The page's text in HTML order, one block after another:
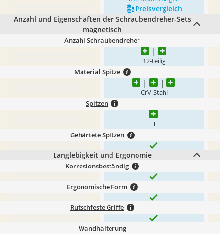
Preis­vergleich
Anzahl und Eigenschaften der Schraubendreher-Sets
magnetisch
Anzahl Schraubendreher
12-teilig
Material Spitze
CrV-Stahl
Spitzen
T
Gehärtete Spitzen
Langlebigkeit und Ergonomie
Korrosionsbeständig
Ergonomische Form
Rutschfeste Griffe
Wandhalterung